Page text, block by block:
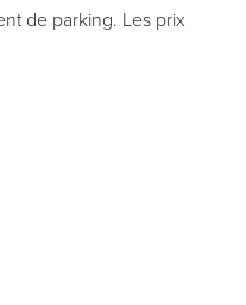
de parking. Les prix